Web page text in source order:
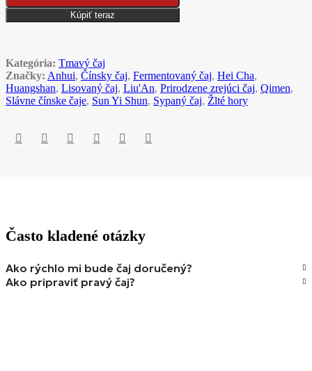
Kúpiť teraz
Kategória: Tmavý čaj
Značky: Anhui, Čínsky čaj, Fermentovaný čaj, Hei Cha,
Huangshan, Lisovaný čaj, Liu'An, Prirodzene zrejúci čaj, Qimen,
Slávne čínske čaje, Sun Yi Shun, Sypaný čaj, Žlté hory
Často kladené otázky
Ako rýchlo mi bude čaj doručený?
Ako pripraviť pravý čaj?